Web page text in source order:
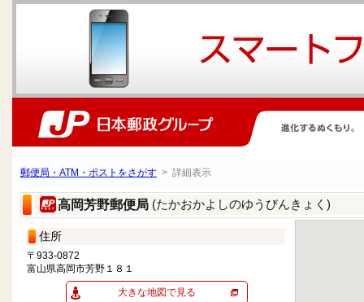
郵便局・ATM・ポストをさがす > 詳細表示
高岡芳野郵便局 (たかおかよしのゆうびんきょく)
住所
〒933-0872
富山県高岡市芳野１８１
大きな地図で見る